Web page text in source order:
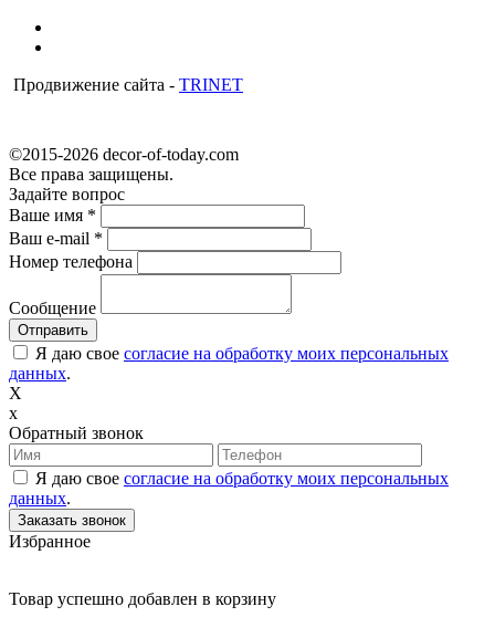
Продвижение сайта - TRINET
©2015-2026 decor-of-today.com
Все права защищены.
Задайте вопрос
Ваше имя *
Ваш e-mail *
Номер телефона
Сообщение
Я даю свое согласие на обработку моих персональных
данных.
X
x
Обратный звонок
Я даю свое согласие на обработку моих персональных
данных.
Избранное
Товар успешно добавлен в корзину